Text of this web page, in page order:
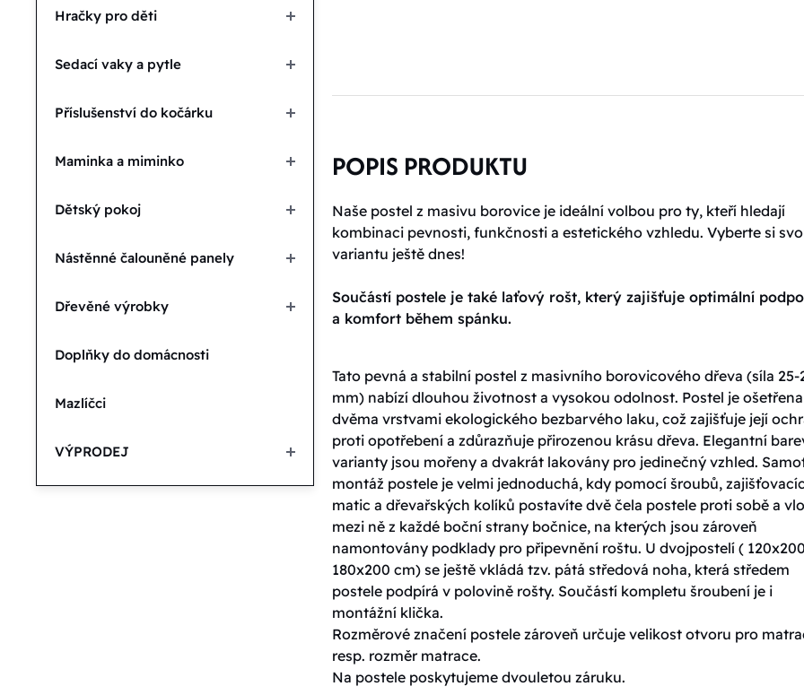
Hračky pro děti
Sedací vaky a pytle
Příslušenství do kočárku
Maminka a miminko
Dětský pokoj
Nástěnné čalouněné panely
Dřevěné výrobky
Doplňky do domácnosti
Mazlíčci
VÝPRODEJ
POPIS PRODUKTU
Naše postel z masivu borovice je ideální volbou pro ty, kteří hledají
kombinaci pevnosti, funkčnosti a estetického vzhledu. Vyberte si
variantu ještě dnes!
Součástí postele je také laťový rošt, který zajišťuje optimální
a komfort během spánku.
Tato pevná a stabilní postel z masivního borovicového dřeva (síla 25-
mm) nabízí dlouhou životnost a vysokou odolnost. Postel je ošetřena
dvěma vrstvami ekologického bezbarvého laku, což zajišťuje její
proti opotřebení a zdůrazňuje přirozenou krásu dřeva. Elegantní
varianty jsou mořeny a dvakrát lakovány pro jedinečný vzhled.
montáž postele je velmi jednoduchá, kdy pomocí šroubů,
matic a dřevařských kolíků postavíte dvě čela postele proti sobě a
mezi ně z každé boční strany bočnice, na kterých jsou zároveň
namontovány podklady pro připevnění roštu. U dvojpostelí (
180x200 cm) se ještě vkládá tzv. pátá středová noha, která středem
postele podpírá v polovině rošty. Součástí kompletu šroubení je i
montážní klička.
Rozměrové značení postele zároveň určuje velikost otvoru pro
resp. rozměr matrace.
Na postele poskytujeme dvouletou záruku.